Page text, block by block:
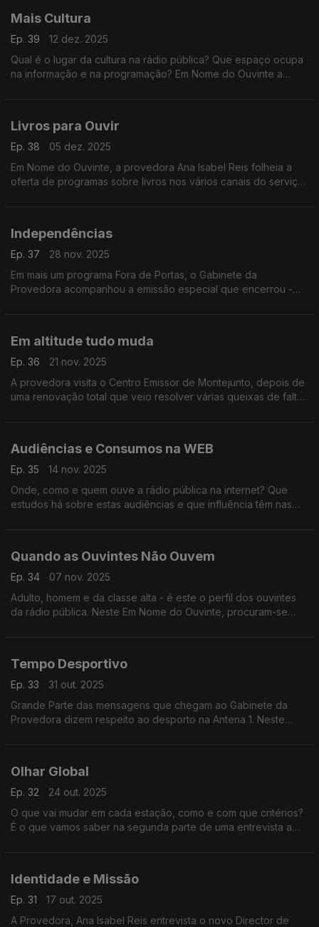
Mais Cultura
Ep. 39
12 dez. 2025
Qual é o lugar da cultura na rádio pública? Que espaço ocupa
na informação e na programação? Em Nome do Ouvinte a
Livros para Ouvir
Ep. 38
05 dez. 2025
Em Nome do Ouvinte, a provedora Ana Isabel Reis folheia a
oferta de programas sobre livros nos vários canais do serviço
Independências
Ep. 37
28 nov. 2025
Em mais um programa Fora de Portas, o Gabinete da
Provedora acompanhou a emissão especial que encerrou -
Em altitude tudo muda
Ep. 36
21 nov. 2025
A provedora visita o Centro Emissor de Montejunto, depois de
uma renovação total que veio resolver várias queixas de falta
Audiências e Consumos na WEB
Ep. 35
14 nov. 2025
Onde, como e quem ouve a rádio pública na internet? Que
estudos há sobre estas audiências e que influência têm nas
Quando as Ouvintes Não Ouvem
Ep. 34
07 nov. 2025
Adulto, homem e da classe alta - é este o perfil dos ouvintes
da rádio pública. Neste Em Nome do Ouvinte, procuram-se
Tempo Desportivo
Ep. 33
31 out. 2025
Grande Parte das mensagens que chegam ao Gabinete da
Provedora dizem respeito ao desporto na Antena 1. Neste
Olhar Global
Ep. 32
24 out. 2025
O que vai mudar em cada estação, como e com que critérios?
É o que vamos saber na segunda parte de uma entrevista a
Identidade e Missão
Ep. 31
17 out. 2025
A Provedora, Ana Isabel Reis entrevista o novo Director de